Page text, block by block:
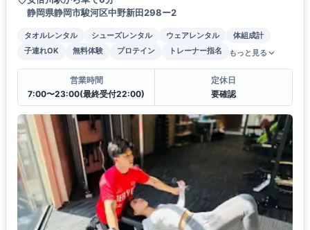
静岡県静岡市駿河区中野新田298ー2
タオルレンタル シューズレンタル ウェアレンタル
体組成計
子連れOK
無料体験 プロテイン トレーナー指名 もっと見る
営業時間
7:00〜23:00(最終受付22:00)
定休日
要確認